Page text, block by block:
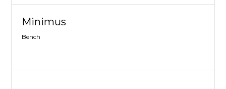
Minimus
Bench